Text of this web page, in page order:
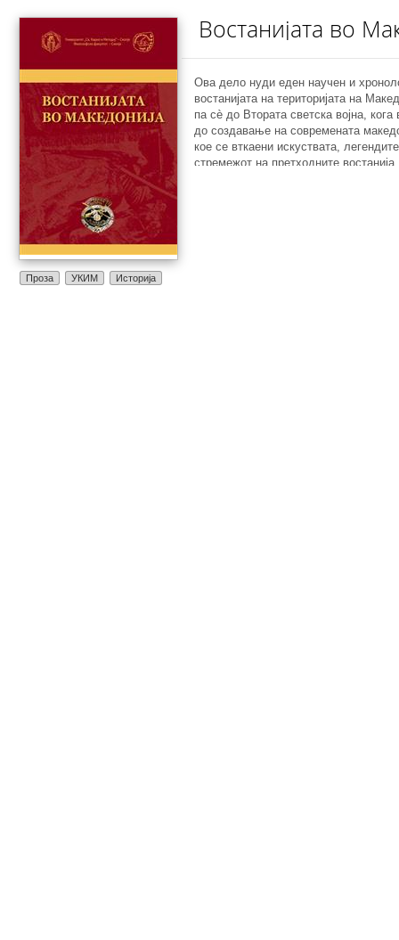
Проза УКИМ Историја
Востанијата во
Ова дело нуди еден научен и
востанијата на територијата на
па сè до Втората светска војна,
до создавање на современата
кое се вткаени искуствата,
стремежот на претходните